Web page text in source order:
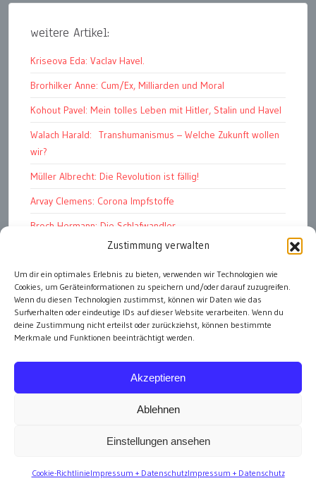
Zustimmung verwalten
Um dir ein optimales Erlebnis zu bieten, verwenden wir Technologien wie
Cookies, um Geräteinformationen zu speichern und/oder darauf zuzugreifen.
Wenn du diesen Technologien zustimmst, können wir Daten wie das
Surfverhalten oder eindeutige IDs auf dieser Website verarbeiten. Wenn du
deine Zustimmung nicht erteilst oder zurückziehst, können bestimmte
Merkmale und Funktionen beeinträchtigt werden.
Akzeptieren
Ablehnen
Einstellungen ansehen
Cookie-RichtlinieImpressum + DatenschutzImpressum + Datenschutz
weitere Artikel:
Kriseova Eda: Vaclav Havel.
Brorhilker Anne: Cum/Ex, Milliarden und Moral
Kohout Pavel: Mein tolles Leben mit Hitler, Stalin und Havel
Walach Harald: Transhumanismus – Welche Zukunft wollen
wir?
Müller Albrecht: Die Revolution ist fällig!
Arvay Clemens: Corona Impfstoffe
Broch Hermann: Die Schlafwandler
Kohout Pavel: Ende der Großen Ferien
Bonelli Raphael: Kopflos
Luczak Andreas: Deutschlands Energiewende
alle Artikel
Impressum